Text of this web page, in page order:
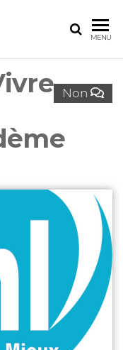
MENU
Non